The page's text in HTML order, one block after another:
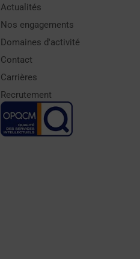
Actualités
Nos engagements
Domaines d'activité
Contact
Carrières
Recrutement